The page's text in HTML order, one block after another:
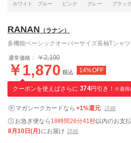
ホワイト ブルー ピンク グレー ブラック
RANAN （ラナン）
多機能ベーシックオーバーサイズ長袖Tシャツ
通常価格： ￥2,190
￥1,870 税込 14%OFF
クーポンを使えばさらに 374円引き！ ※適用
マガシークカードなら +1%還元 詳細
お急ぎ便なら 18時間26分40秒以内のお支
8月10日(月)にお届け 詳細